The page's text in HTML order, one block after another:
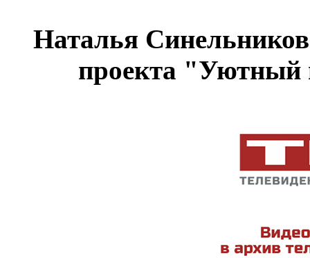
Наталья
проекта "Уютный